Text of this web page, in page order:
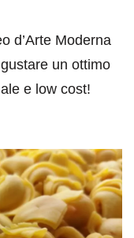
d’Arte Moderna
un ottimo
e low cost!